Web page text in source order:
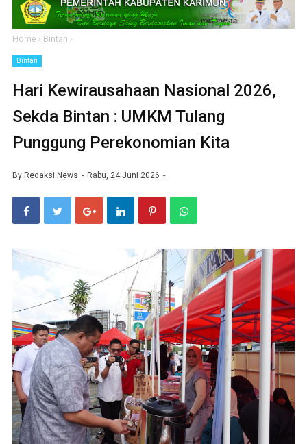
Home › Bintan ›
Bintan
Hari Kewirausahaan Nasional 2026,
Sekda Bintan : UMKM Tulang
Punggung Perekonomian Kita
By Redaksi News Rabu, 24 Juni 2026